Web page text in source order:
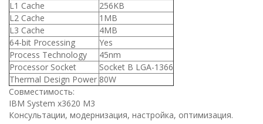
L1 Cache
256KB
L2 Cache
1MB
L3 Cache
4MB
64-bit Processing
Yes
Process Technology
45nm
Processor Socket
Socket B LGA-1366
Thermal Design Power 80W
Совместимость:
IBM System x3620 M3
Консультации, модернизация, настройка, оптимизация.